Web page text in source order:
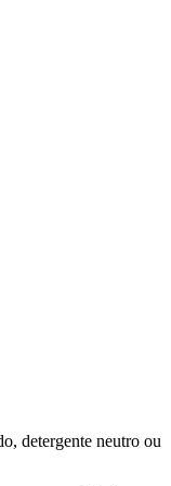
detergente neutro ou